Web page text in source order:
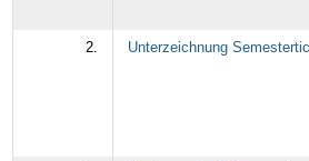
2. Unterzeichnung